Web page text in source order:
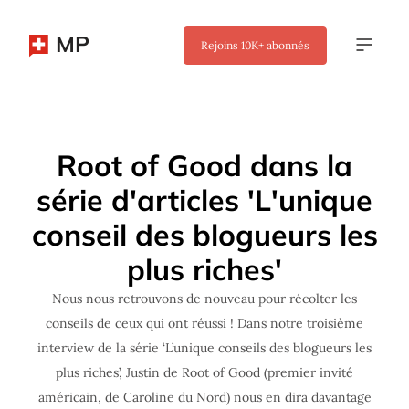
MP Rejoins 10K+ abonnés
Root of Good dans la
série d'articles 'L'unique
conseil des blogueurs les
plus riches'
Nous nous retrouvons de nouveau pour récolter les
conseils de ceux qui ont réussi ! Dans notre troisième
interview de la série ‘L’unique conseils des blogueurs les
plus riches’, Justin de Root of Good (premier invité
américain, de Caroline du Nord) nous en dira davantage